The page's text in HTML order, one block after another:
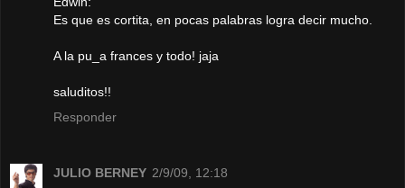
Es que es cortita, en pocas palabras logra decir mucho.
A la pu_a frances y todo! jaja
saluditos!!
Responder
JULIO BERNEY 2/9/09, 12:18